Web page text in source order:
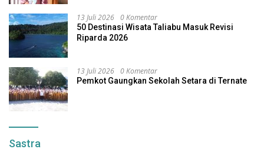
13 Juli 2026 0 Komentar
50 Destinasi Wisata Taliabu Masuk Revisi
Riparda 2026
13 Juli 2026 0 Komentar
Pemkot Gaungkan Sekolah Setara di Ternate
Sastra